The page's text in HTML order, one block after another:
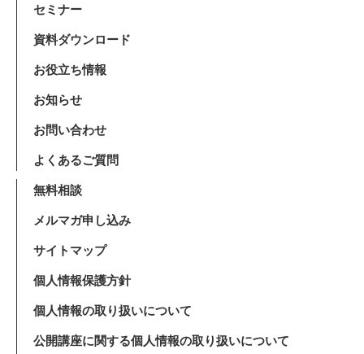
セミナー
資料ダウンロード
お役立ち情報
お知らせ
お問い合わせ
よくあるご質問
無料相談
メルマガ申し込み
サイトマップ
個人情報保護方針
個人情報の取り扱いについて
公開講座に関する個人情報の取り扱いについて